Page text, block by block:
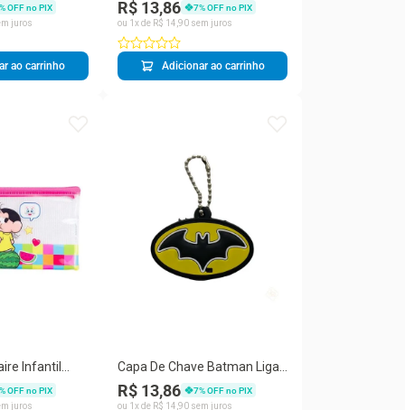
% OFF no PIX
juros
ao carrinho
R$ 13,86 7% OFF no PIX
ou 1 x de R$ 14 90sem juros
Adicionar ao carrinho
Infantil
Turma da
% OFF no PIX
juros
Capa De Chave Batman Liga
da Justiça - Taimes
R$ 13,86 7% OFF no PIX
ou 1 x de R$ 14 90sem juros